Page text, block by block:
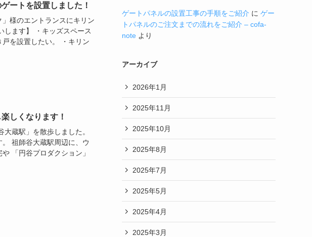
ートを設置しました！
様のエントランスにキリン
します】 ・キッズスペース
を設置したい。 ・キリン
しくなります！
蔵駅」を散歩しました。
祖師谷大蔵駅周辺に、ウ
「円谷プロダクション」
ゲートパネルの設置工事の手順をご紹介 に ゲー
トパネルのご注文までの流れをご紹介 – cofa-
note より
アーカイブ
2026年1月
2025年11月
2025年10月
2025年8月
2025年7月
2025年5月
2025年4月
2025年3月